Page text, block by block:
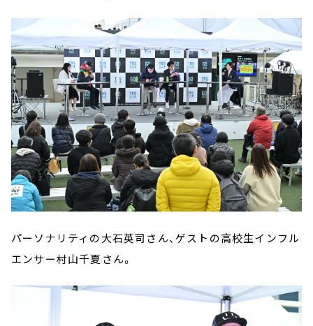
パーソナリティの大石英司さん、ゲストの高校生インフル
エンサー村山千夏さん。